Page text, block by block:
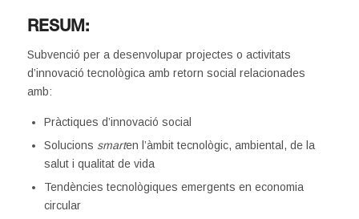
RESUM:
Subvenció per a desenvolupar projectes o activitats
d’innovació tecnològica amb retorn social relacionades
amb:
Pràctiques d’innovació social
Solucions smarten l’àmbit tecnològic, ambiental, de la
salut i qualitat de vida
Tendències tecnològiques emergents en economia
circular